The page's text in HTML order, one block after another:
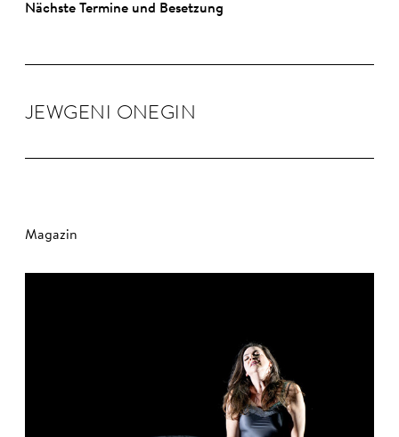
Nächste Termine und Besetzung
JEW­GENI ONEGIN
Magazin